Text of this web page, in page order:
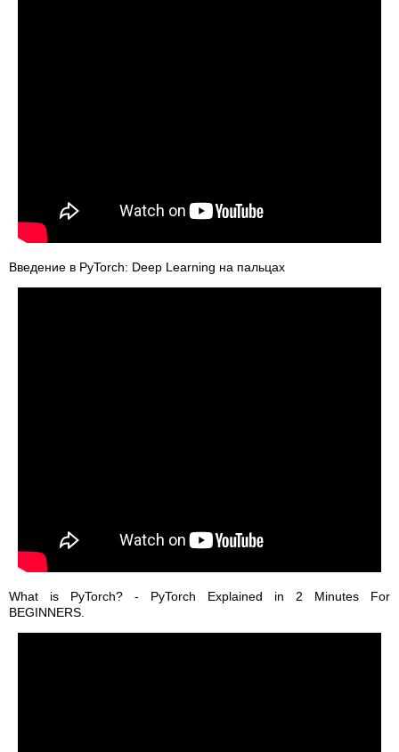
Введение в PyTorch: Deep Learning на пальцах
What is PyTorch? - PyTorch Explained in 2 Minutes For
BEGINNERS.